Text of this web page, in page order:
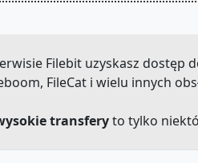
Filebit uzyskasz dostęp
FileCat i wielu innych
transferyto tylko